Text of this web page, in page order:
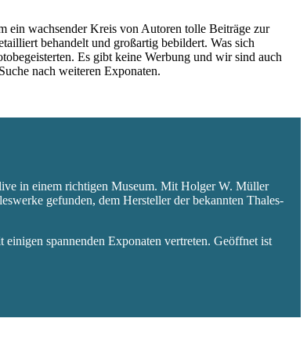
ein wachsender Kreis von Autoren tolle Beiträge zur
behandelt und großartig bebildert. Was sich
Es gibt keine Werbung und wir sind auch
nach weiteren Exponaten.
in einem richtigen Museum. Mit Holger W. Müller
gefunden, dem Hersteller der bekannten Thales-
spannenden Exponaten vertreten. Geöffnet ist